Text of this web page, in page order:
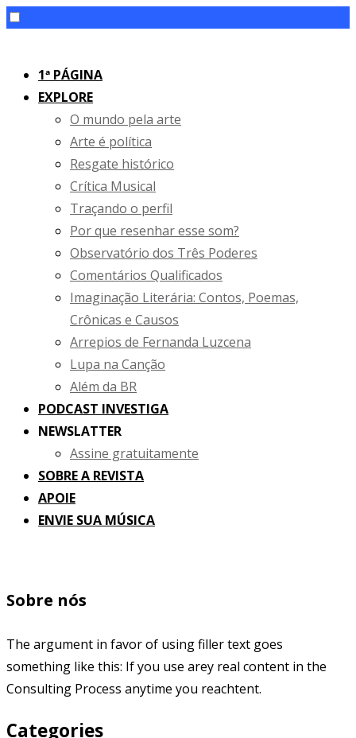
content1ª PÁGINA
EXPLORE
O mundo pela arte
Arte é política
Resgate histórico
Crítica Musical
Traçando o perfil
Por que resenhar esse som?
Observatório dos Três Poderes
Comentários Qualificados
Imaginação Literária: Contos, Poemas,
Crônicas e Causos
Arrepios de Fernanda Luzcena
Lupa na Canção
Além da BR
PODCAST INVESTIGA
NEWSLATTER
Assine gratuitamente
SOBRE A REVISTA
APOIE
ENVIE SUA MÚSICA
Sobre nós
The argument in favor of using filler text goes
something like this: If you use arey real content in the
Consulting Process anytime you reachtent.
Categories